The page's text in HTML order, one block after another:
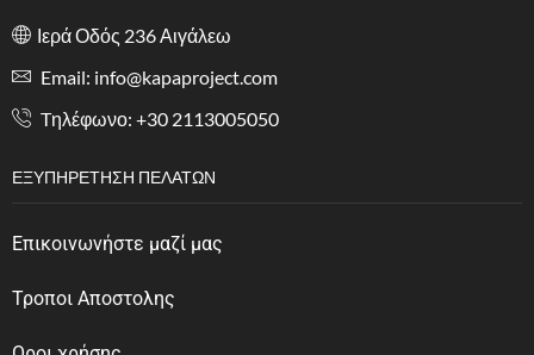
Ιερά Οδός 236 Αιγάλεω
Email: info@kapaproject.com
Tηλέφωνο: +30 2113005050
ΕΞΥΠΗΡΈΤΗΣΗ ΠΕΛΑΤΏΝ
Επικοινωνήστε μαζί μας
Τροποι Αποστολης